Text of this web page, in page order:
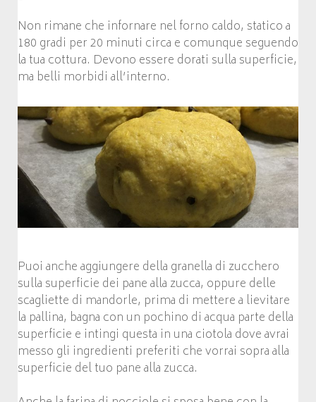
Non rimane che infornare nel forno caldo, statico a
180 gradi per 20 minuti circa e comunque seguendo
la tua cottura. Devono essere dorati sulla superficie,
ma belli morbidi all’interno.
Puoi anche aggiungere della granella di zucchero
sulla superficie dei pane alla zucca, oppure delle
scagliette di mandorle, prima di mettere a lievitare
la pallina, bagna con un pochino di acqua parte della
superficie e intingi questa in una ciotola dove avrai
messo gli ingredienti preferiti che vorrai sopra alla
superficie del tuo pane alla zucca.